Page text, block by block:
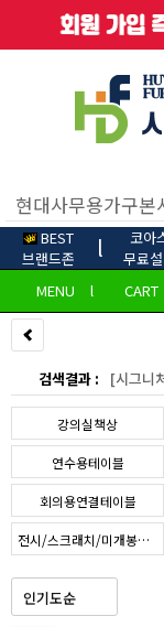
BEST
브랜드존
l
코아
무료
MENU
l CART
검색결과 : [시그니
강의실책상
연수용테이블
회의용연결테이블
전시/스크래치/미개봉제품SALE
학원/연수강의테이블
유리사각테이블